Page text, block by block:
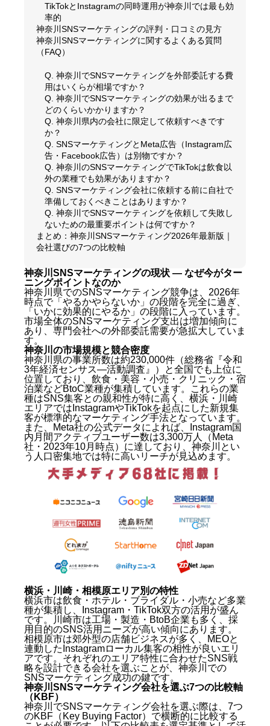
TikTokとInstagramの同時運用が神奈川では最も効
率的
神奈川SNSマーケティングの評判・口コミの見方
神奈川SNSマーケティングに関するよくある質問
（FAQ）
Q. 神奈川でSNSマーケティングを外部委託する費
用はいくらが相場ですか？
Q. 神奈川でSNSマーケティングの効果が出るまで
どのくらいかかりますか？
Q. 神奈川県内の会社に限定して依頼すべきです
か？
Q. SNSマーケティングとMeta広告（Instagram広
告・Facebook広告）は別物ですか？
Q. 神奈川のSNSマーケティングでTikTokは飲食以
外の業種でも効果がありますか？
Q. SNSマーケティング会社に依頼する前に自社で
準備しておくべきことはありますか？
Q. 神奈川でSNSマーケティングを依頼して失敗し
ないための最重要ポイントは何ですか？
まとめ：神奈川SNSマーケティング2026年最新版｜
会社選びの7つの比較軸
神奈川SNSマーケティングの現状 — なぜ今がター
ニングポイントなのか
神奈川県でのSNSマーケティング競争は、2026年
時点で「やるかやらないか」の段階を完全に過ぎ、
「いかに効果的にやるか」の段階に入っています。
市場全体のSNSマーケティング支出は増加傾向に
あり、専門会社への外部委託需要が急拡大していま
す。
神奈川の市場規模と競合密度
神奈川県の事業所数は約230,000件（総務省『令和
3年経済センサス―活動調査』）と全国でも上位に
位置しており、飲食・美容・小売・クリニック・宿
泊業などBtoC業種が集積しています。これらの業
種はSNS集客との親和性が特に高く、横浜・川崎
エリアではInstagramやTikTokを起点にした新規集
客が標準的なマーケティング手法となっています。
また、Meta社の公式データによれば、Instagram国
内月間アクティブユーザー数は3,300万人（Meta
社・2023年10月時点）に達しており、神奈川とい
う人口密集地では特に高いリーチが見込めます。
横浜・川崎・相模原エリア別の特性
横浜市は飲食・ホテル・ブライダル・小売など多業
種が集積し、Instagram・TikTok双方の活用が盛ん
です。川崎市は工場・製造・BtoB企業も多く、採
用目的のSNS活用ニーズが高い傾向にあります。
相模原市は郊外型の店舗ビジネスが多く、MEOと
連動したInstagramローカル集客の相性が良いエリ
アです。それぞれのエリア特性に合わせたSNS戦
略を設計できる会社を選ぶことが、神奈川での
SNSマーケティング成功の鍵です。
神奈川SNSマーケティング会社を選ぶ7つの比較軸
（KBF）
神奈川でSNSマーケティング会社を選ぶ際は、7つ
のKBF（Key Buying Factor）で横断的に比較する